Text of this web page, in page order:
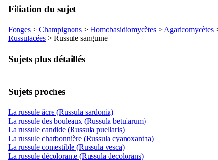
Filiation du sujet
Fonges > Champignons > Homobasidiomycètes > Agaricomycètes
Russulacées > Russule sanguine
Sujets plus détaillés
Sujets proches
La russule âcre (Russula sardonia)
La russule des bouleaux (Russula betularum)
La russule candide (Russula puellaris)
La russule charbonnière (Russula cyanoxantha)
La russule comestible (Russula vesca)
La russule décolorante (Russula decolorans)